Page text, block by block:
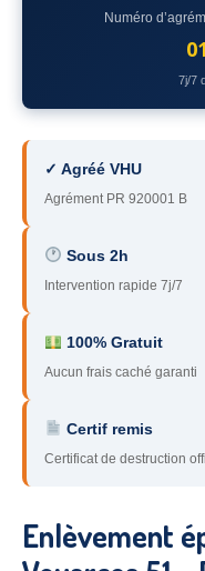
– Seine-et-
– Yvelines
92– Hauts-de-
93 – Seine-Saint-
94– Val-de-Marne
95 – Val d’Oise
– Essonne
89 – Yonne
51 – Marne
– Eure-et-Loir
27– Eure
Numéro
7j/7
✓ Agréé VHU
Agrément PR 920001 B
Sous 2h
Intervention rapide 7j/7
100% Gratuit
Aucun frais caché garanti
Certif remis
Certificat de destruction
Enlèvement